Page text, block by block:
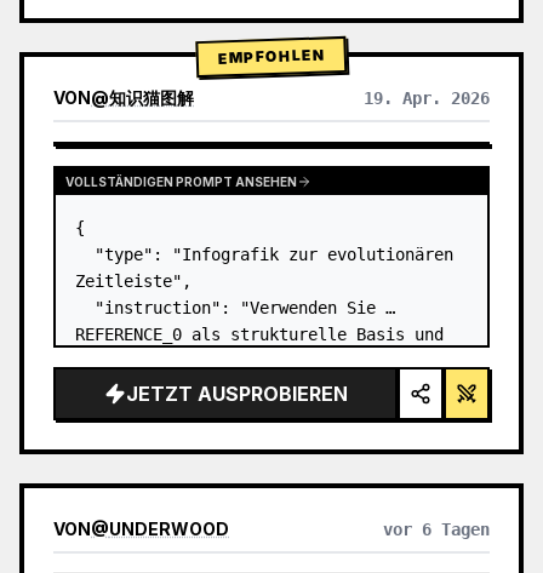
EMPFOHLEN
VON@知识猫图解 19. Apr. 2026
VOLLSTÄNDIGEN PROMPT ANSEHEN
{
  "type": "Infografik zur evolutionären
Zeitleiste",
  "instruction": "Verwenden Sie
REFERENCE_0 als strukturelle Basis und
in eine hochrealistische 3D-Infografik.
Ersetzen Sie die glatten Rampen durch
JETZT AUSPROBIEREN
VON@UNDERWOOD vor 6 Tagen